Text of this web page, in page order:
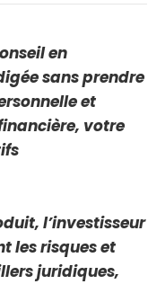
en
sans prendre
et
votre
l’investisseur
les risques et
juridiques,